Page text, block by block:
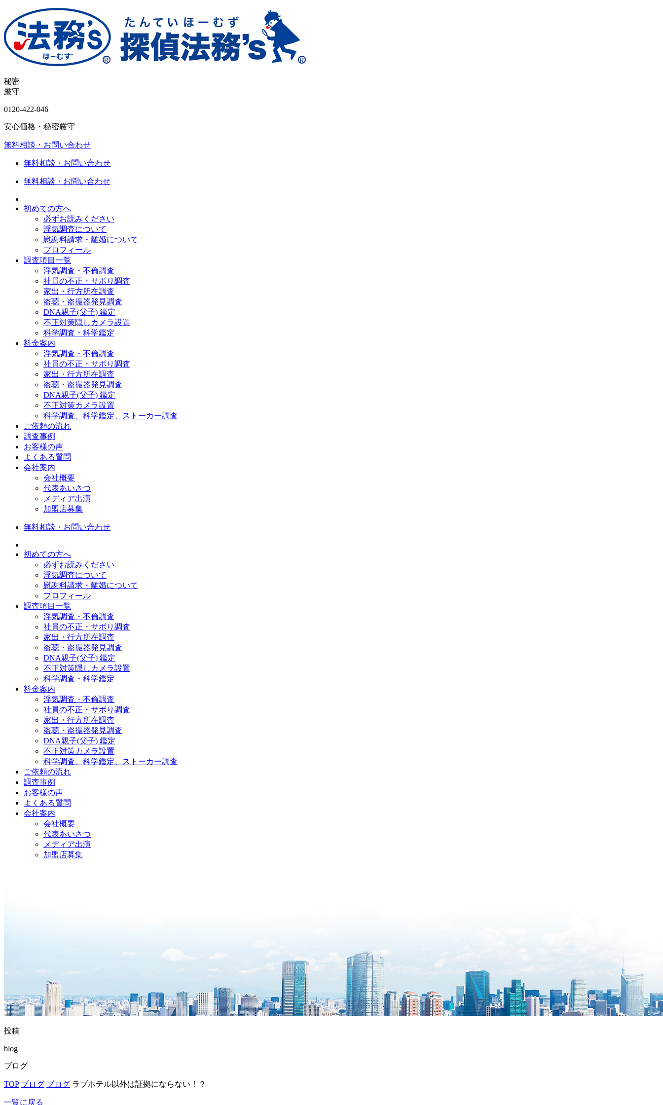
秘密
厳守
0120-422-046
安心価格・秘密厳守
無料相談・お問い合わせ
無料相談・お問い合わせ
無料相談・お問い合わせ
初めての方へ
必ずお読みください
浮気調査について
慰謝料請求・離婚について
プロフィール
調査項目一覧
浮気調査・不倫調査
社員の不正・サボり調査
家出・行方所在調査
盗聴・盗撮器発見調査
DNA親子(父子) 鑑定
不正対策隠しカメラ設置
科学調査・科学鑑定
料金案内
浮気調査・不倫調査
社員の不正・サボり調査
家出・行方所在調査
盗聴・盗撮器発見調査
DNA親子(父子) 鑑定
不正対策カメラ設置
科学調査、科学鑑定、ストーカー調査
ご依頼の流れ
調査事例
お客様の声
よくある質問
会社案内
会社概要
代表あいさつ
メディア出演
加盟店募集
無料相談・お問い合わせ
初めての方へ
必ずお読みください
浮気調査について
慰謝料請求・離婚について
プロフィール
調査項目一覧
浮気調査・不倫調査
社員の不正・サボり調査
家出・行方所在調査
盗聴・盗撮器発見調査
DNA親子(父子) 鑑定
不正対策隠しカメラ設置
科学調査・科学鑑定
料金案内
浮気調査・不倫調査
社員の不正・サボり調査
家出・行方所在調査
盗聴・盗撮器発見調査
DNA親子(父子) 鑑定
不正対策カメラ設置
科学調査、科学鑑定、ストーカー調査
ご依頼の流れ
調査事例
お客様の声
よくある質問
会社案内
会社概要
代表あいさつ
メディア出演
加盟店募集
投稿
blog
ブログ
TOP ブログ ブログ ラブホテル以外は証拠にならない！？
一覧に戻る